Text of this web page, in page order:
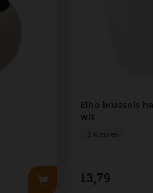
Elho brussels
wit
13,79
2 Kleuren